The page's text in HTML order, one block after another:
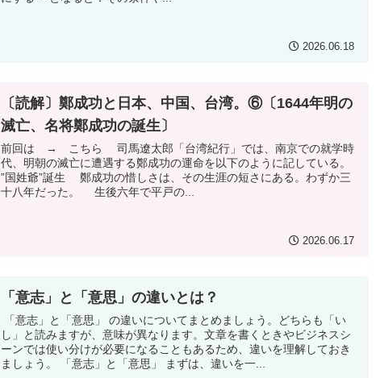
2026.06.18
〔読解〕鄭成功と日本、中国、台湾。⑥〔1644年明の
滅亡、名将鄭成功の誕生〕
前回は → こちら 司馬遼太郎「台湾紀行」では、南京での就学時
代、明朝の滅亡に遭遇する鄭成功の運命を以下のように記している。
”国姓爺”誕生 鄭成功の惜しさは、その生涯の短さにある。わずか三
十八年だった。 生後六年で平戸の...
2026.06.17
「意志」と「意思」の違いとは？
「意志」と「意思」 の違いについてまとめましょう。どちらも「い
し」と読みますが、意味が異なります。文章を書くときやビジネスシ
ーンでは使い分けが必要になることもあるため、違いを理解しておき
ましょう。 「意志」と「意思」 まずは、違いを一...